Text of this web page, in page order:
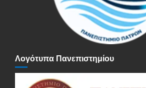
Λογότυπα Πανεπιστημίου